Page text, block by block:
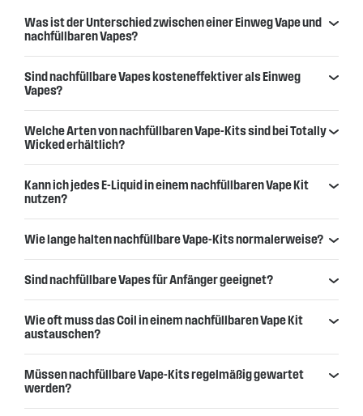
Was ist der Unterschied zwischen einer Einweg Vape und
nachfüllbaren Vapes?
Sind nachfüllbare Vapes kosteneffektiver als Einweg
Vapes?
Welche Arten von nachfüllbaren Vape-Kits sind bei Totally
Wicked erhältlich?
Kann ich jedes E-Liquid in einem nachfüllbaren Vape Kit
nutzen?
Wie lange halten nachfüllbare Vape-Kits normalerweise?
Sind nachfüllbare Vapes für Anfänger geeignet?
Wie oft muss das Coil in einem nachfüllbaren Vape Kit
austauschen?
Müssen nachfüllbare Vape-Kits regelmäßig gewartet
werden?